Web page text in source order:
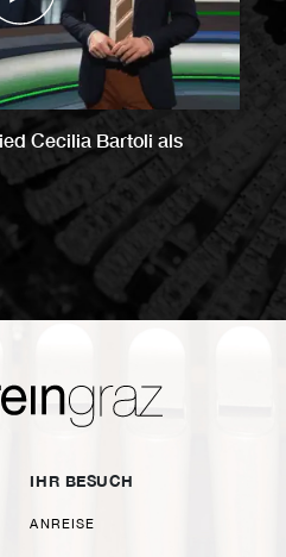
Cecilia Bartoli als
IHR BESUCH
ANREISE